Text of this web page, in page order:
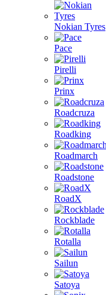
Nokian Tyres
Pace
Pirelli
Prinx
Roadcruza
Roadking
Roadmarch
Roadstone
RoadX
Rockblade
Rotalla
Sailun
Satoya